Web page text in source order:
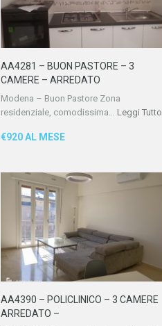
AA4281 – BUON PASTORE – 3
CAMERE – ARREDATO
Modena – Buon Pastore Zona
residenziale, comodissima… Leggi Tutto
€920 AL MESE
AA4390 – POLICLINICO – 3 CAMERE
ARREDATO –